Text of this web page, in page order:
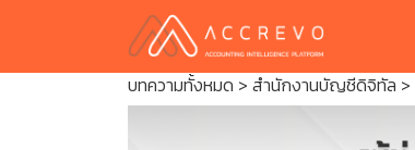
บทความทั้งหมด > สำนักงานบัญชีดิจิทัล >